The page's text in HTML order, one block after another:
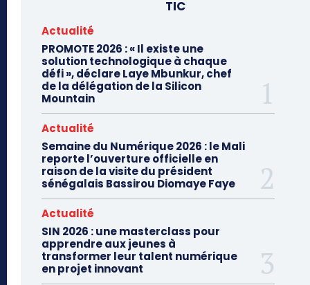
TIC
Actualité
PROMOTE 2026 : « Il existe une
solution technologique à chaque
défi », déclare Laye Mbunkur, chef
de la délégation de la Silicon
Mountain
Actualité
Semaine du Numérique 2026 : le Mali
reporte l’ouverture officielle en
raison de la visite du président
sénégalais Bassirou Diomaye Faye
Actualité
SIN 2026 : une masterclass pour
apprendre aux jeunes à
transformer leur talent numérique
en projet innovant